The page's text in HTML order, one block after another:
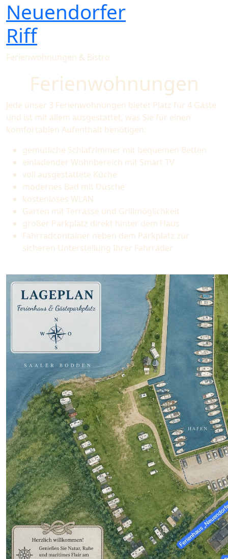
Neuendorfer
Riff
Ferienwohnungen & Bistro
Ferienwohnungen
Jede unser 3 Ferienwohnungen bietet Platz für 4 Gäste
und ist mit allem ausgestattet, was Sie für einen
komfortablen Aufenthalt benötigen:
gemütliche Schlafzimmer mit bequemen Betten
einladender Wohnbereich mit Smart TV
voll ausgestattete Küche
modernes Bad mit Dusche
kostenloses WLAN
Garten mit Terrasse und Grillmöglichkeit
großer Parkplatz direkt hinter dem Haus
Fahrradcontainer neben dem Parkplatz zur
sicheren Unterstellung Ihrer Fahrräder